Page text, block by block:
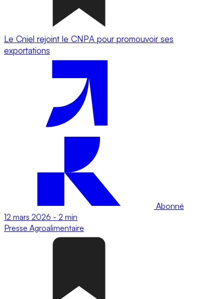
Le Cniel rejoint le CNPA pour promouvoir ses
exportations
Abonné
12 mars 2026 - 2 min
Presse Agroalimentaire